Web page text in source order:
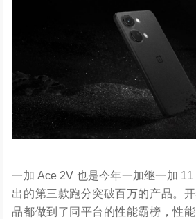
一加 Ace 2V 也是今年一加继一加
出的第三款跑分突破百万的产品。
品都做到了同平台的性能霸榜，性